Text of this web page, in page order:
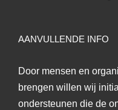
AANVULLENDE INFO
Door mensen en
brengen willen wij
ondersteunen die de